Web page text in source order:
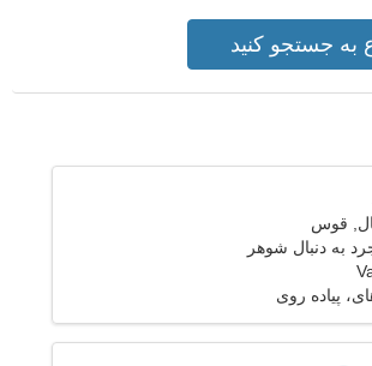
به دنبال شوهر
پیاده روی